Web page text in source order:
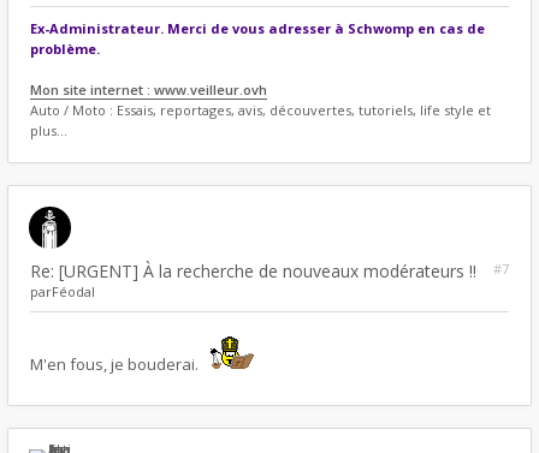
Ex-Administrateur. Merci de vous adresser à Schwomp en cas de
problème.
Mon site internet : www.veilleur.ovh
Auto / Moto : Essais, reportages, avis, découvertes, tutoriels, life style et
plus...
Re: [URGENT] À la recherche de nouveaux modérateurs !!
#7
parFéodal
M'en fous, je bouderai.